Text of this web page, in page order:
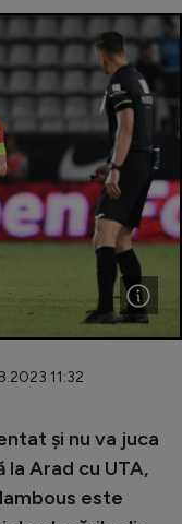
11:32
și nu va juca
la Arad cu UTA,
este